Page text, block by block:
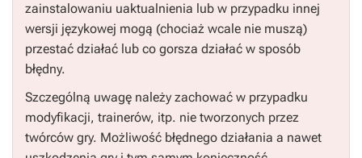
zainstalowaniu uaktualnienia lub w przypadku innej
wersji językowej mogą (chociaż wcale nie muszą)
przestać działać lub co gorsza działać w sposób
błędny.
Szczególną uwagę należy zachować w przypadku
modyfikacji, trainerów, itp. nie tworzonych przez
twórców gry. Możliwość błędnego działania a nawet